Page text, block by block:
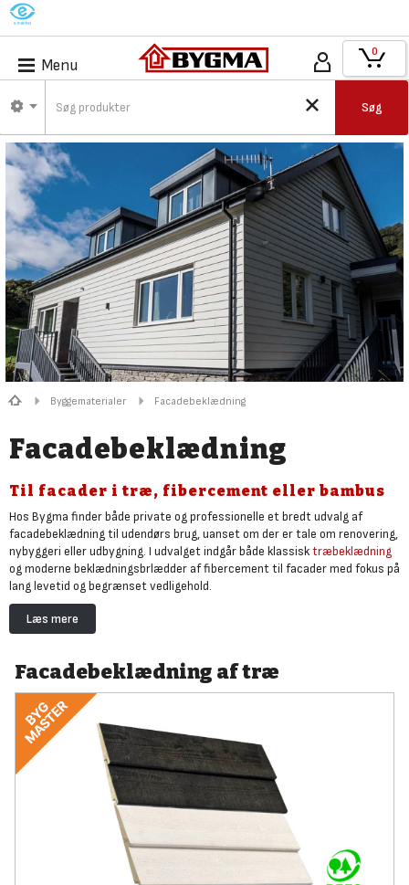
M
Menu
Søg
0
Byggematerialer Facadebeklædning
Facadebeklædning
Til facader i træ, fibercement eller bambus
Hos Bygma finder både private og professionelle et bredt udvalg af
facadebeklædning til udendørs brug, uanset om der er tale om renovering,
nybyggeri eller udbygning. I udvalget indgår både klassisktræbeklædning
og moderne beklædningsbrlædder af fibercement til facader med fokus på
lang levetid og begrænset vedligehold.
Træbeklædning som profilbrædder af trykimprægneret træ eller
Superwood er fortsat et tidløst valg til både gavlbeklædning og
flere varianter, herunder klinkbeklædning samt lodrette og vandrette
profilbrædder med fer og not.
Til facader, hvor der ønskes et mere ensartet og vedligeholdelsesvenligt
alternativ, er fibercement planker og facadeplader et populært valg. Her
tilbyder blandt andet HardiePlank, Swisspearl Plank
fibercementplanker med træstruktur i forskellige farver, velegnet til
klinkbeklædning og moderne facadeløsninger.
Læs mere
Facadebeklædning af træ